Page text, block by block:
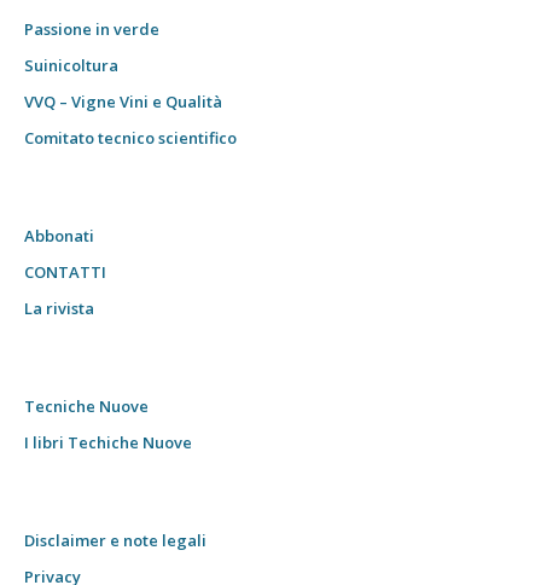
Passione in verde
Suinicoltura
VVQ – Vigne Vini e Qualità
Comitato tecnico scientifico
Abbonati
CONTATTI
La rivista
Tecniche Nuove
I libri Techiche Nuove
Disclaimer e note legali
Privacy